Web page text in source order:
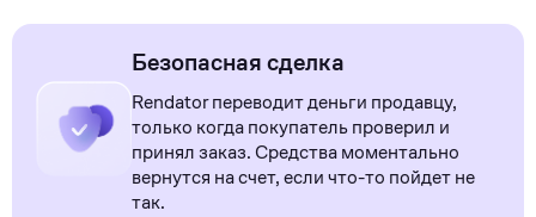
Безопасная сделка
Rendator переводит деньги продавцу,
только когда покупатель проверил и
принял заказ. Средства моментально
вернутся на счет, если что-то пойдет не
так.